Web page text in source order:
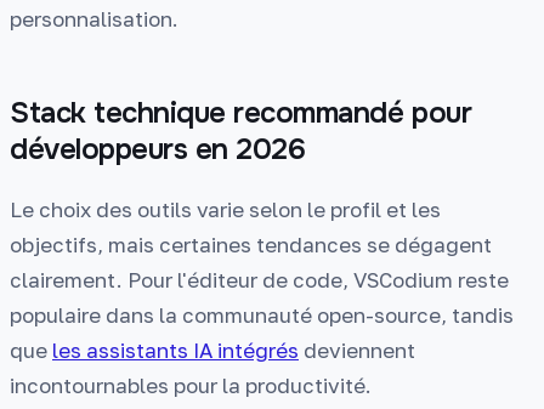
personnalisation.
Stack technique recommandé pour
développeurs en 2026
Le choix des outils varie selon le profil et les
objectifs, mais certaines tendances se dégagent
clairement. Pour l'éditeur de code, VSCodium reste
populaire dans la communauté open-source, tandis
que les assistants IA intégrés deviennent
incontournables pour la productivité.